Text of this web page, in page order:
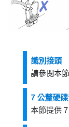
識別接頭
請參閱本
7 公釐硬
本節提供